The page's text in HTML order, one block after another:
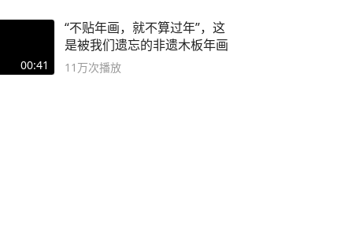
00:41
“不贴年画，就不算过年”，这
是被我们遗忘的非遗木板年画
11万次播放